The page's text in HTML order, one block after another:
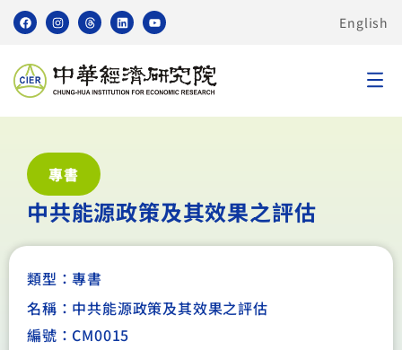
English
專書
中共能源政策及其效果之評估
類型：專書
名稱：中共能源政策及其效果之評估
編號：CM0015